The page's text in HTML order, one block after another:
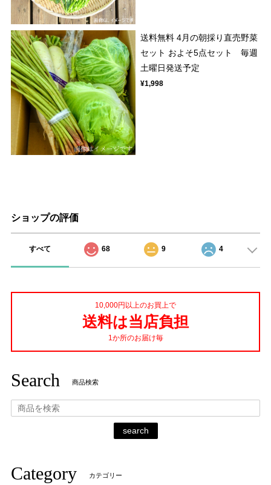
送料無料 4月の朝採り直売野菜
セット およそ5点セット 毎週
土曜日発送予定
¥1,998
ショップの評価
すべて 68 9 4
10,000円以上のお買上で
送料は当店負担
1か所のお届け毎
Search 商品検索
search
Category カテゴリー